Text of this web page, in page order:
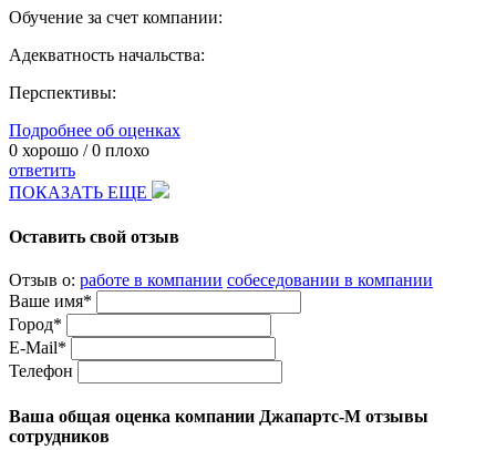
Обучение за счет компании:
Адекватность начальства:
Перспективы:
Подробнее об оценках
0 хорошо /0 плохо
ответить
ПОКАЗАТЬ ЕЩЕ
Оставить свой отзыв
Отзыв о: работе в компании собеседовании в компании
Ваше имя*
Город*
E-Mail*
Телефон
Ваша общая оценка компании Джапартс-М отзывы
сотрудников